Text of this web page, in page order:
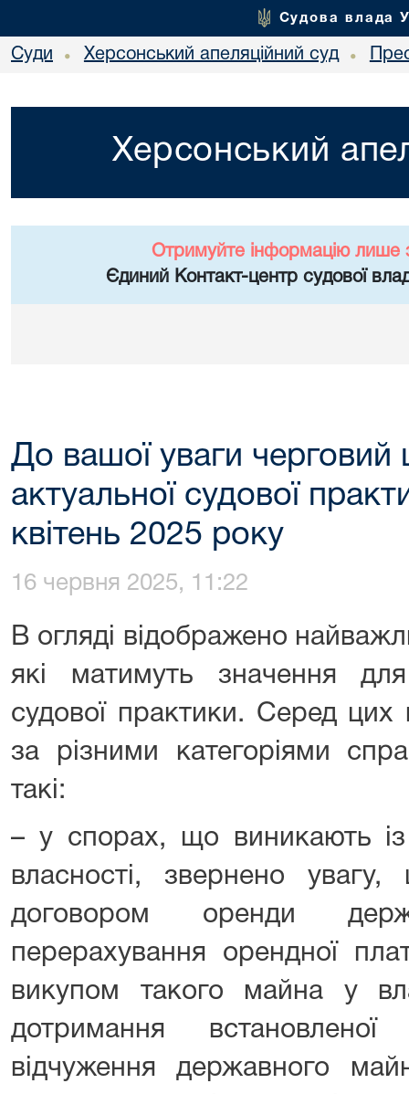
Судова влада
Суди • Херсонський апеляційний суд •
Херсонський
Отримуйте інформацію лише
Єдиний Контакт-центр судової
До вашої уваги черговий
актуальної судової
квітень 2025 року
16 червня 2025, 11:22
В огляді відображено
які матимуть значення
судової практики. Серед цих
за різними категоріями
такі:
– у спорах, що виникають
власності, звернено
договором оренди
перерахування орендної
викупом такого майна у
дотримання
відчуження державного